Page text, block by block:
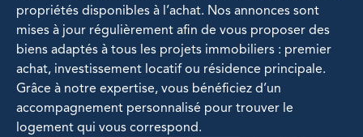
propriétés disponibles à l’achat. Nos annonces sont
mises à jour régulièrement afin de vous proposer des
biens adaptés à tous les projets immobiliers : premier
achat, investissement locatif ou résidence principale.
Grâce à notre expertise, vous bénéficiez d’un
accompagnement personnalisé pour trouver le
logement qui vous correspond.